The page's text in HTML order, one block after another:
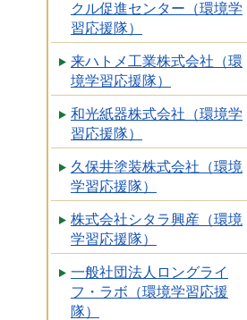
クル促進センター（環境学
習応援隊）
来ハトメ工業株式会社（環
境学習応援隊）
和光紙器株式会社（環境学
習応援隊）
久保井塗装株式会社（環境
学習応援隊）
株式会社シタラ興産（環境
学習応援隊）
一般社団法人ロングライ
フ・ラボ（環境学習応援
隊）